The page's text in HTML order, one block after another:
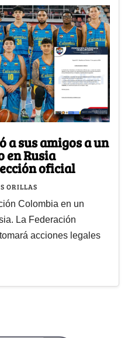
a sus amigos a un
en Rusia
oficial
ORILLAS
Colombia en un
La Federación
acciones legales